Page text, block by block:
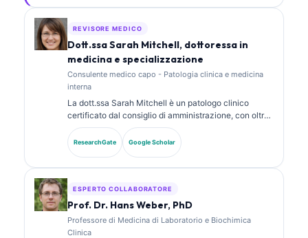
diagnostica di laboratorio su argomenti di medicina di
REVISORE MEDICO
Dott.ssa Sarah Mitchell, dottoressa in
medicina e specializzazione
Consulente medico capo - Patologia clinica e medicina
interna
La dott.ssa Sarah Mitchell è un patologo clinico
certificato dal consiglio di amministrazione, con oltre
18 anni di esperienza in medicina di laboratorio e
analisi diagnostica. Possiede certificazioni di
specializzazione in chimica clinica e ha pubblicato
ResearchGate Google Scholar
ESPERTO COLLABORATORE
Prof. Dr. Hans Weber, PhD
Professore di Medicina di Laboratorio e Biochimica
Clinica